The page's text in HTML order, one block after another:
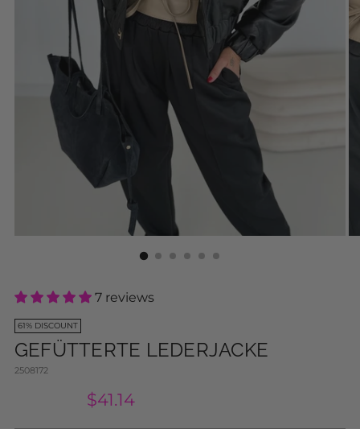
7 reviews
61% DISCOUNT
GEFÜTTERTE LEDERJACKE
2508172
$41.14